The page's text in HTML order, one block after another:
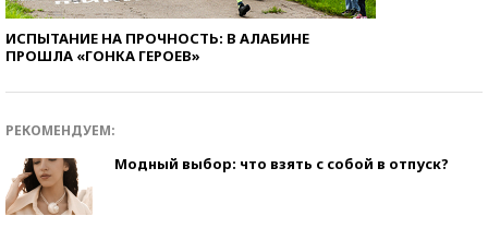
ИСПЫТАНИЕ НА ПРОЧНОСТЬ: В АЛАБИНЕ
ПРОШЛА «ГОНКА ГЕРОЕВ»
РЕКОМЕНДУЕМ:
Модный выбор: что взять с собой в отпуск?